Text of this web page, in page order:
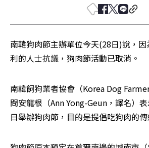
南韓狗肉節主辦單位今天(28日)說，
利的人士抗議，狗肉節活動已取消。
南韓飼狗業者協會（Korea Dog
問安龍根（Ann Yong-Geun，譯名）
日舉辦狗肉節，目的是提倡吃狗肉的傳